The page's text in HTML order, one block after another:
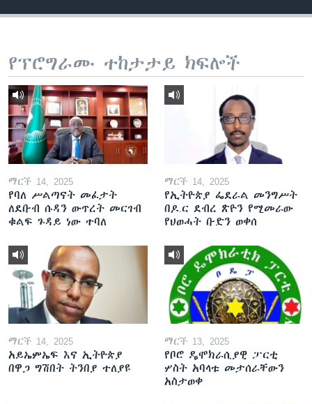
የፕሮግራሙ ተከታታይ ክፍሎች
ማርች 14, 2025
የባለ ሥልጣናት መፈታት
ለደቡብ ሱዳን ውጥረት መርገብ
ቁልፍ ጉዳይ ነው ተባለ
ማርች 14, 2025
የኢትዮጵያ ፌደራል መንግሥት
በዶ.ር ደብረ ጽዮን የሚመራው
የህወሓት ቡድን ወቀሰ
ማርች 14, 2025
አይኤምኤፍ እና ኢትዮጵያ
በዋጋ ግሽበት ትንበያ ተለያዩ
ማርች 13, 2025
የቦሮ ዴሞክራሲያዊ ፓርቲ
ሦስት አባላቱ መታሰራቸውን
አስታወቀ